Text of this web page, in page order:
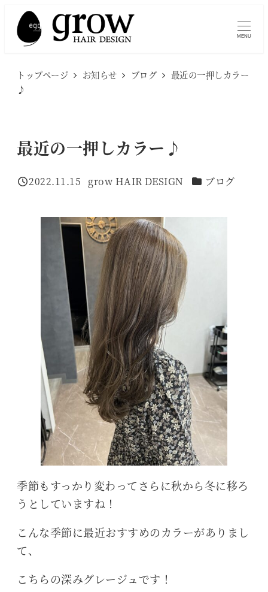
MENU
トップページ お知らせ ブログ
最近の一押しカラー
♪
最近の一押しカラー♪
投稿日
2022.11.15
著
grow HAIR DESIGN カテゴリー
ブログ
季節もすっかり変わってさらに秋から冬に移ろ
うとしていますね！
こんな季節に最近おすすめのカラーがありまし
て、
こちらの深みグレージュです！